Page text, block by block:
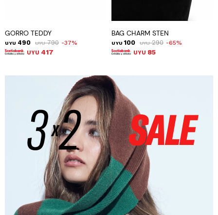
GORRO TEDDY
UYU 490 UYU 790 37
UYU 417
BAG CHARM STEN
UYU 100 UYU 290 65
UYU 85